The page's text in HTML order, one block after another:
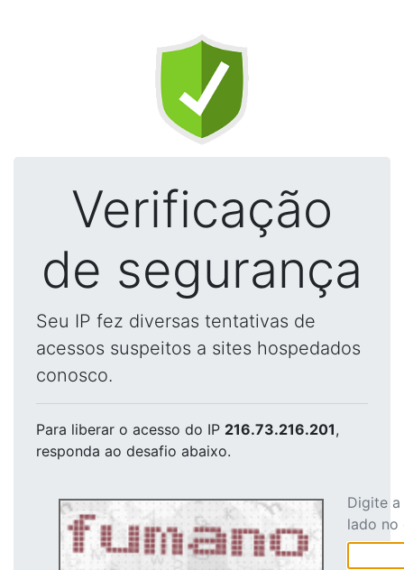
Verificação
de segurança
Seu IP fez diversas tentativas de
acessos suspeitos a sites hospedados
conosco.
Para liberar o acesso do IP 216.73.216.201,
responda ao desafio abaixo.
Digite
lado no